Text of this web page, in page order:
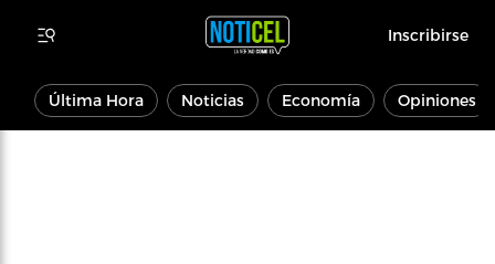
Inscribirse
Última Hora Noticias Economía Opiniones